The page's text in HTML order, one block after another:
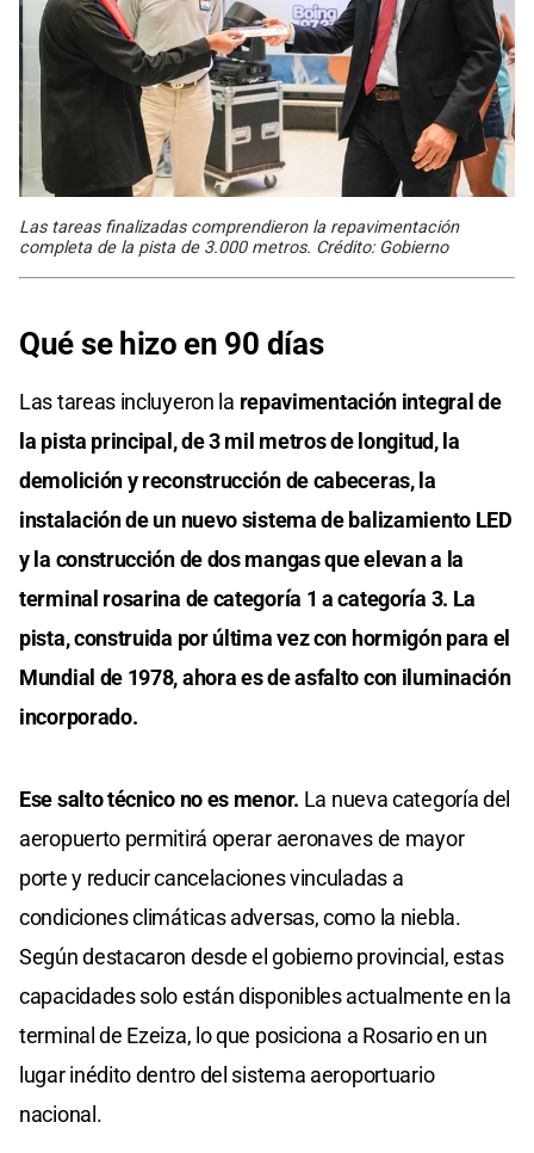
Las tareas finalizadas comprendieron la repavimentación
completa de la pista de 3.000 metros. Crédito: Gobierno
Qué se hizo en 90 días
Las tareas incluyeron la repavimentación integral de
la pista principal, de 3 mil metros de longitud, la
demolición y reconstrucción de cabeceras, la
instalación de un nuevo sistema de balizamiento LED
y la construcción de dos mangas que elevan a la
terminal rosarina de categoría 1 a categoría 3. La
pista, construida por última vez con hormigón para el
Mundial de 1978, ahora es de asfalto con iluminación
incorporado.
Ese salto técnico no es menor. La nueva categoría del
aeropuerto permitirá operar aeronaves de mayor
porte y reducir cancelaciones vinculadas a
condiciones climáticas adversas, como la niebla.
Según destacaron desde el gobierno provincial, estas
capacidades solo están disponibles actualmente en la
terminal de Ezeiza, lo que posiciona a Rosario en un
lugar inédito dentro del sistema aeroportuario
nacional.